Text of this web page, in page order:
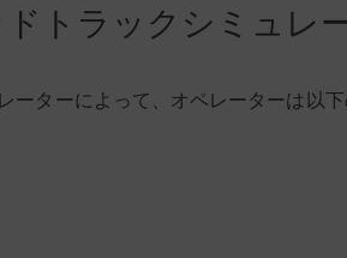
トラックシミュレ
ーターによって、オペレーターは以